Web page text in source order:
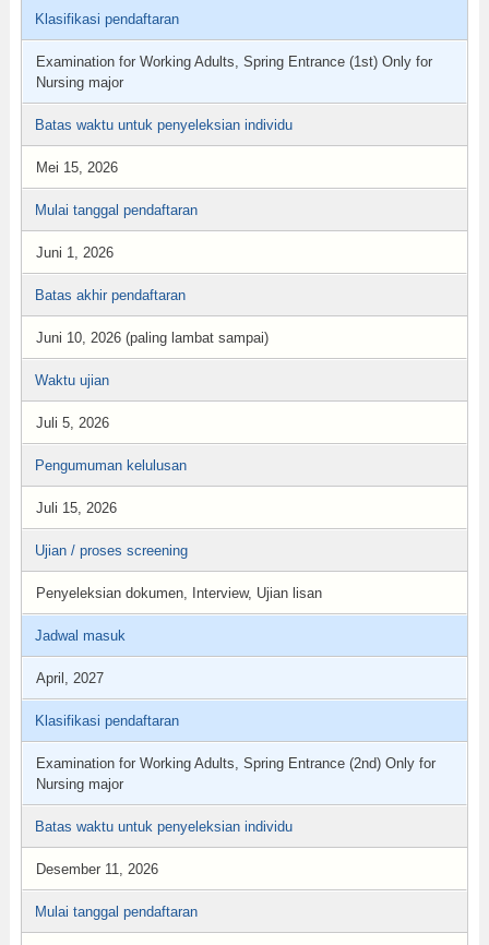
Klasifikasi pendaftaran
Examination for Working Adults, Spring Entrance (1st) Only for
Nursing major
Batas waktu untuk penyeleksian individu
Mei 15, 2026
Mulai tanggal pendaftaran
Juni 1, 2026
Batas akhir pendaftaran
Juni 10, 2026 (paling lambat sampai)
Waktu ujian
Juli 5, 2026
Pengumuman kelulusan
Juli 15, 2026
Ujian / proses screening
Penyeleksian dokumen, Interview, Ujian lisan
Jadwal masuk
April, 2027
Klasifikasi pendaftaran
Examination for Working Adults, Spring Entrance (2nd) Only for
Nursing major
Batas waktu untuk penyeleksian individu
Desember 11, 2026
Mulai tanggal pendaftaran